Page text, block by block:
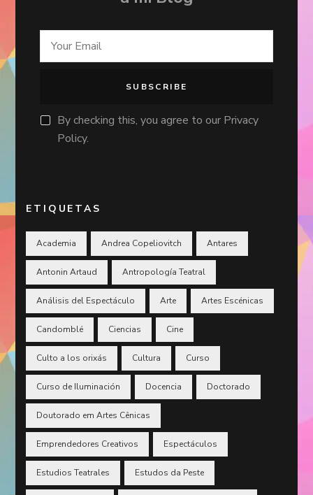
By checking this, you agree to our Privacy
Policy.
ETIQUETAS
Academia Andrea Copeliovitch Antares
Antonin Artaud Antropología Teatral
Análisis del Espectáculo Arte Artes Escénicas
Candomblé Ciencias Cine
Culto a los orixás Cultura Curso
Curso de Iluminación Docencia Doctorado
Doutorado em Artes Cênicas
Emprendedores Creativos Espectáculos
Estudios Teatrales Estudos da Peste